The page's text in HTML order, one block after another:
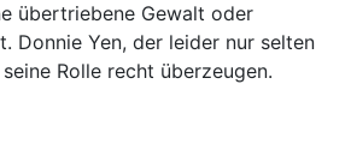
übertriebene Gewalt oder
Donnie Yen, der leider nur selten
Rolle recht überzeugen.